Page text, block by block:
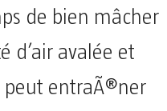
de bien mâcher
d’air avalée et
entraÃ®ner